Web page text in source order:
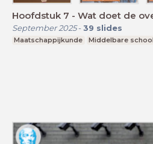
Hoofdstuk 7 - Wat doet de
September 2025- 39 slides
Maatschappijkunde Middelbare school